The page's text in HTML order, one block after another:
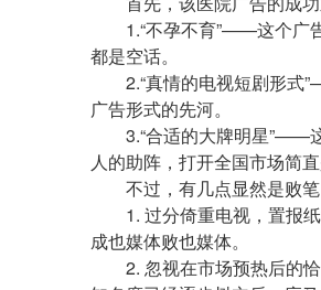
1.“不孕不育”——这个广告
都是空话。
2.“真情的电视短剧形式
广告形式的先河。
3.“合适的大牌明星”——这
人的助阵，打开全国市场简直
不过，有几点显然是败笔
1. 过分倚重电视，置报纸
成也媒体败也媒体。
2. 忽视在市场预热后的恰